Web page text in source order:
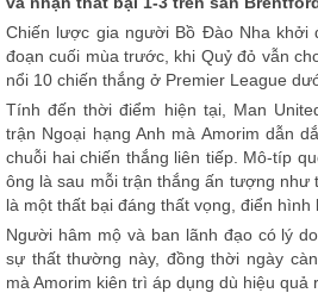
Chiến lược gia người Bồ Đào Nha khởi
đoạn cuối mùa trước, khi Quỷ đỏ vẫn
nổi 10 chiến thắng ở Premier League
Tính đến thời điểm hiện tại, Man
trận Ngoại hạng Anh mà Amorim dẫn
chuỗi hai chiến thắng liên tiếp. Mô-típ
ông là sau mỗi trận thắng ấn tượng
là một thất bại đáng thất vọng, điển hình
Người hâm mộ và ban lãnh đạo có lý
sự thất thường này, đồng thời ngày
mà Amorim kiên trì áp dụng dù hiệu quả